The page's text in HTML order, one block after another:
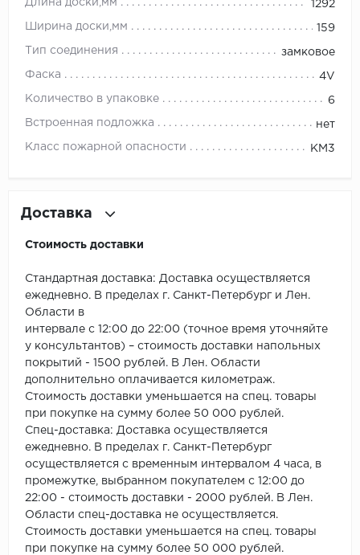
Quality Flooring
Smartprofile
SPC DEW
SPC Flooring
SPC Ideal Flooring
SPC Kronostep
SPC Promo
SPC Stronghold
Tarkett
Длина доски,мм 1292
Ширина доски,мм 159
Тип соединения замковое
Фаска 4V
Количество в упаковке 6
Встроенная подложка нет
Класс пожарной опасности КМ3
Доставка
Стоимость доставки
Стандартная доставка: Доставка осуществляется
ежедневно. В пределах г. Санкт-Петербург и Лен.
Области в
интервале с 12:00 до 22:00 (точное время уточняйте
у консультантов) – стоимость доставки напольных
покрытий - 1500 рублей. В Лен. Области
дополнительно оплачивается километраж.
Стоимость доставки уменьшается на спец. товары
при покупке на сумму более 50 000 рублей.
Спец-доставка: Доставка осуществляется
ежедневно. В пределах г. Санкт-Петербург
осуществляется с временным интервалом 4 часа, в
промежутке, выбранном покупателем с 12:00 до
22:00 - стоимость доставки - 2000 рублей. В Лен.
Области спец-доставка не осуществляется.
Стоимость доставки уменьшается на спец. товары
при покупке на сумму более 50 000 рублей.